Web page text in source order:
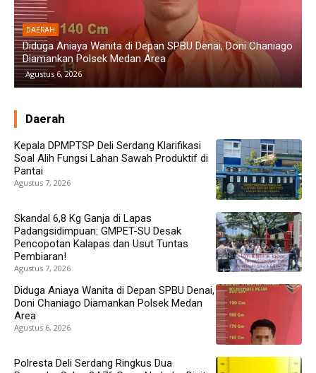
HUKUM
Polresta Deli Serdang Ringkus Dua Pengedar Sabu, 24,76
Gram Narkoba Disita
Agustus 5, 2026
Daerah
Kepala DPMPTSP Deli Serdang Klarifikasi
Soal Alih Fungsi Lahan Sawah Produktif di
Pantai
Agustus 7, 2026
Skandal 6,8 Kg Ganja di Lapas
Padangsidimpuan: GMPET-SU Desak
Pencopotan Kalapas dan Usut Tuntas
Pembiaran!
Agustus 7, 2026
Diduga Aniaya Wanita di Depan SPBU Denai,
Doni Chaniago Diamankan Polsek Medan
Area
Agustus 6, 2026
Polresta Deli Serdang Ringkus Dua